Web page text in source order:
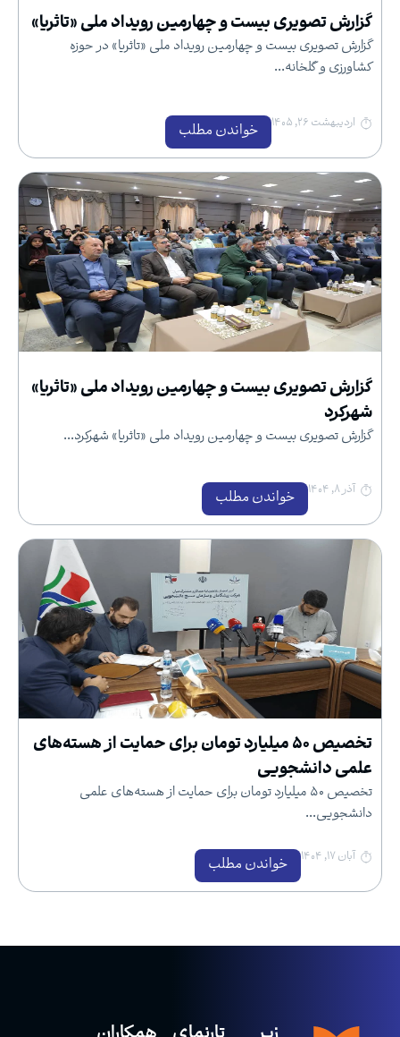
گزارش تصویری بیست و چهارمین رویداد ملی «تاثریا»
گزارش تصویری بیست و چهارمین رویداد ملی «تاثریا» در حوزه
کشاورزی و گلخانه...
اردیبهشت ۲۶, ۱۴۰۵ خواندن مطلب
گزارش تصویری بیست و چهارمین رویداد ملی «تاثریا»
شهرکرد
گزارش تصویری بیست و چهارمین رویداد ملی «تاثریا» شهرکرد...
آذر ۸, ۱۴۰۴ خواندن مطلب
تخصیص ۵۰ میلیارد تومان برای حمایت از هسته‌های
علمی دانشجویی
تخصیص ۵۰ میلیارد تومان برای حمایت از هسته‌های علمی
دانشجویی...
آبان ۱۷, ۱۴۰۴ خواندن مطلب